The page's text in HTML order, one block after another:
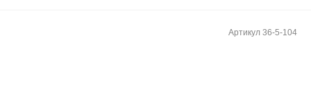
Артикул 36-5-104